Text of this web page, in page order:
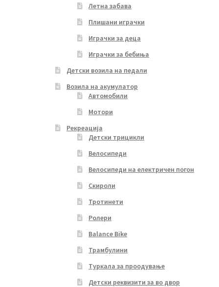
Летна забава
Плишани играчки
Играчки за деца
Играчки за бебиња
Детски возила на педали
Возила на акумулатор
Автомобили
Мотори
Рекреација
Детски трицикли
Велосипеди
Велосипеди на електричен погон
Скироли
Тротинети
Ролери
Balance Bike
Трамбулини
Туркала за проодување
Детски реквизити за во двор